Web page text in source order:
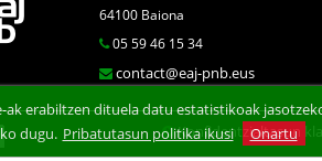
64100 Baiona
05 59 46 15 34
contact@eaj-pnb.eus
Konfidentzialtasun
erabiltzen dituela datu estatistikoak
dugu. Pribatutasun politika ikusi Onartu